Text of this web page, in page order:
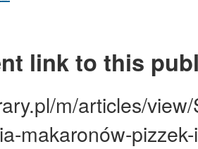
link to this
m/articles/
makaronów-